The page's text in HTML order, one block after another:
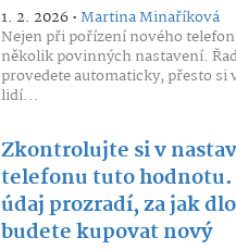
1. 2. 2026 •Martina Minaříková
Nejen při pořízení nového
několik povinných nastavení.
provedete automaticky, přesto si
lidí...
Zkontrolujte si v
telefonu tuto
údaj prozradí, za jak
budete kupovat nový